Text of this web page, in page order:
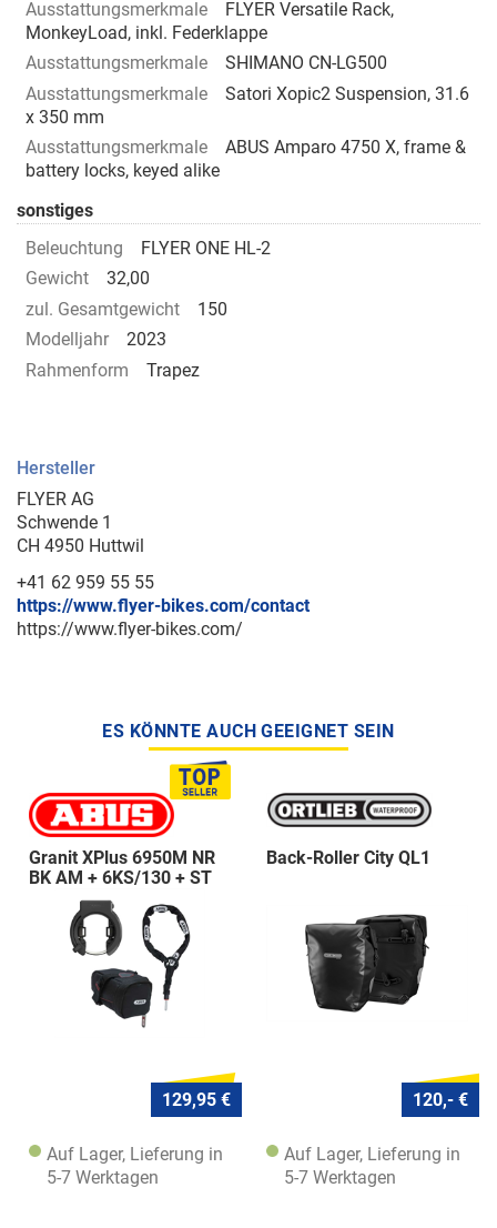
Ausstattungsmerkmale
FLYER Versatile Rack,
MonkeyLoad, inkl. Federklappe
Ausstattungsmerkmale
SHIMANO CN-LG500
Ausstattungsmerkmale
Satori Xopic2 Suspension, 31.6
x 350 mm
Ausstattungsmerkmale
ABUS Amparo 4750 X, frame &
battery locks, keyed alike
sonstiges
Beleuchtung
FLYER ONE HL-2
Gewicht
32,00
zul. Gesamtgewicht
150
Modelljahr
2023
Rahmenform
Trapez
Hersteller
FLYER AG
Schwende 1
CH 4950 Huttwil
+41 62 959 55 55
https://www.flyer-bikes.com/contact
https://www.flyer-bikes.com/
ES KÖNNTE AUCH GEEIGNET SEIN
Granit XPlus 6950M NR
BK AM + 6KS/130 + ST
129,95 €
Auf Lager, Lieferung in
5-7 Werktagen
Back-Roller City QL1
120,- €
Auf Lager, Lieferung in
5-7 Werktagen